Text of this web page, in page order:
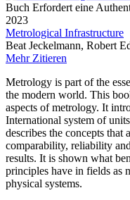
Buch Erfordert eine
2023
Metrological Infrastructure
Beat Jeckelmann, Robert
Mehr Zitieren
Metrology is part of the
the modern world. This
aspects of metrology. It
International system of
describes the concepts that
comparability, reliability
results. It is shown what
principles have in fields as
physical systems.